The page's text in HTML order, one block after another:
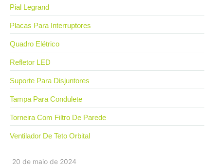
20 de maio de 2024
Pial Legrand
Placas Para Interruptores
Quadro Elétrico
Refletor LED
Suporte Para Disjuntores
Tampa Para Condulete
Torneira Com Filtro De Parede
Ventilador De Teto Orbital